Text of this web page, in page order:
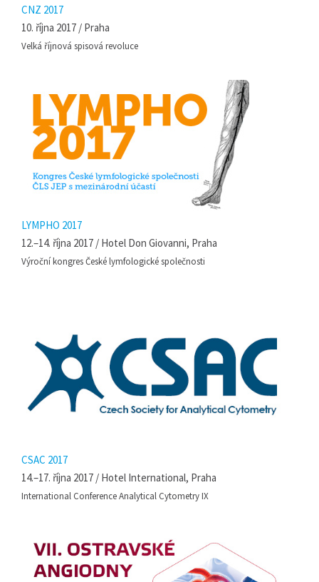
CNZ 2017
10. října 2017 / Praha
Velká říjnová spisová revoluce
LYMPHO 2017
12.–14. října 2017 / Hotel Don Giovanni, Praha
Výroční kongres České lymfologické společnosti
CSAC 2017
14.–17. října 2017 / Hotel International, Praha
International Conference Analytical Cytometry IX